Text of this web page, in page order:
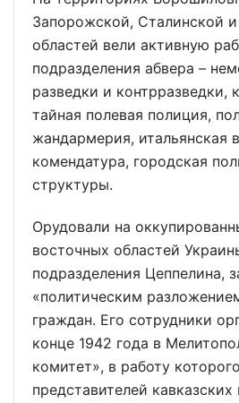
Запорожской, Сталинской
областей вели активную
подразделения абвера –
разведки и
тайная полевая полиция,
жандармерия, итальянская
комендатура, городская
структуры.
Орудовали на
восточных областей
подразделения Цеппелина,
«политическим
граждан. Его сотрудники
конце 1942 года в
комитет», в работу
представителей